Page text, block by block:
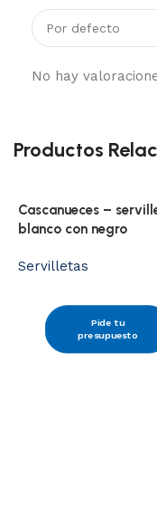
No hay
Productos
Cascanueces –
blanco con negro
Servilletas
Pide tu
presupuesto